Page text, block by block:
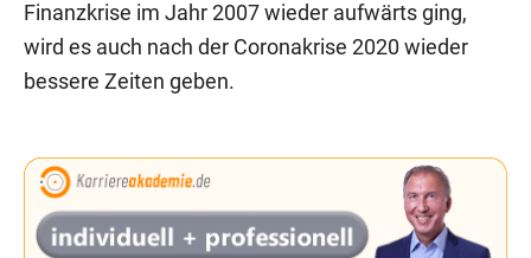
Finanzkrise im Jahr 2007 wieder aufwärts ging,
wird es auch nach der Coronakrise 2020 wieder
bessere Zeiten geben.